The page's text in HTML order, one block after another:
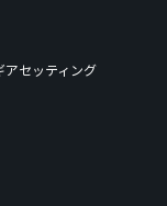
アセッティング